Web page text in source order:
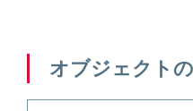
オブジェクト